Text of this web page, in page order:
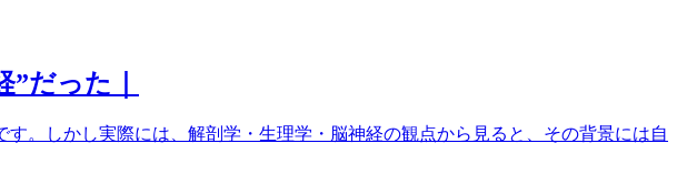
だった｜
。しかし実際には、解剖学・生理学・脳神経の観点から見ると、その背景には自